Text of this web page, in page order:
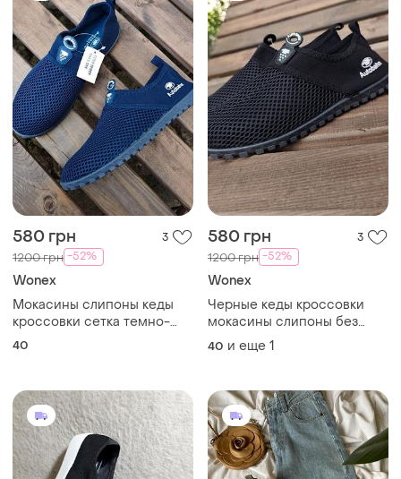
580 грн 3
1200 грн -52%
Wonex
Мокасины слипоны кеды
кроссовки сетка темно-
синие легкие 40 р на 25.5
40
580 грн 3
1200 грн -52%
Wonex
Черные кеды кроссовки
мокасины слипоны без
шнурков текстильные
тканые сетка легкие летние
40 и еще 1